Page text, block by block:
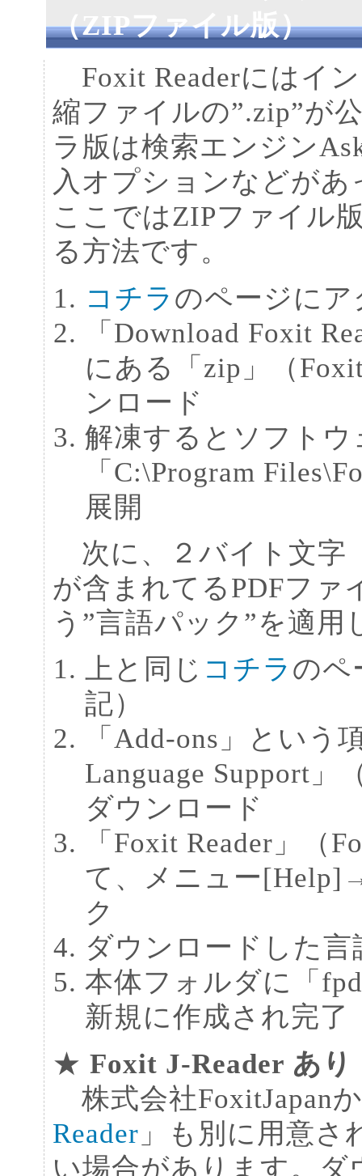
（ZIPファイル版）
Foxit Readerにはイ
縮ファイルの”.zip”が
ラ版は検索エンジン
入オプションなどが
ここではZIPファイル
る方法です。
コチラ のページに
「Download Foxit
にある「zip」（
ンロード
解凍するとソフト
「C:\Program
展開
次に、２バイト文字
が含まれてるPDFファ
う”言語パック”を適用
上と同じ コチラ のペ
記）
「Add-ons」という
Language Support
ダウンロード
「Foxit Reader」（
て、メニュー
ク
ダウンロードした
本体フォルダに「
新規に作成され完了
★ Foxit J-Reader あり
株式会社FoxitJapan
Reader 」も別に用意
い場合があります。